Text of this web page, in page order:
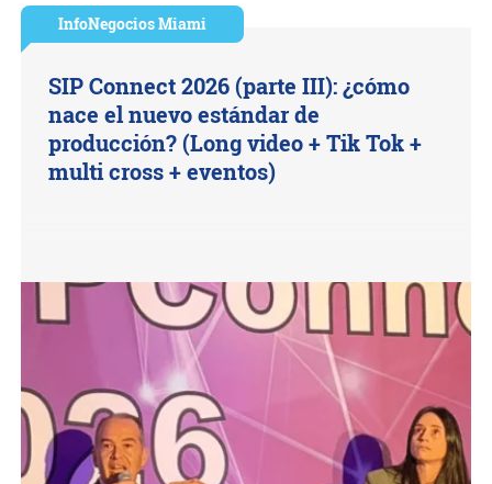
InfoNegocios Miami
SIP Connect 2026 (parte III): ¿cómo
nace el nuevo estándar de
producción? (Long video + Tik Tok +
multi cross + eventos)